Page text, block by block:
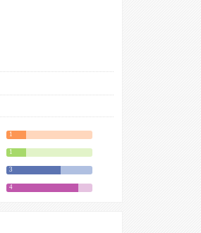
1
1
3
4